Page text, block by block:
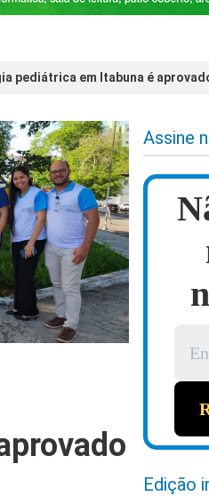
pediátrica em Itabuna é
Assine
Edição